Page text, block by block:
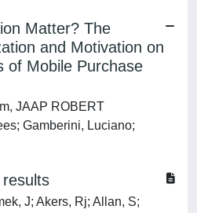
Matter? The
and Motivation on
of Mobile Purchase
JAAP ROBERT
Gamberini, Luciano;
J; Akers, Rj; Allan, S;